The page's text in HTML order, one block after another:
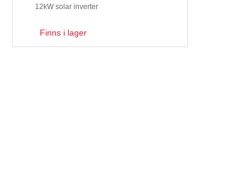
12kW solar inverter
Finns i lager